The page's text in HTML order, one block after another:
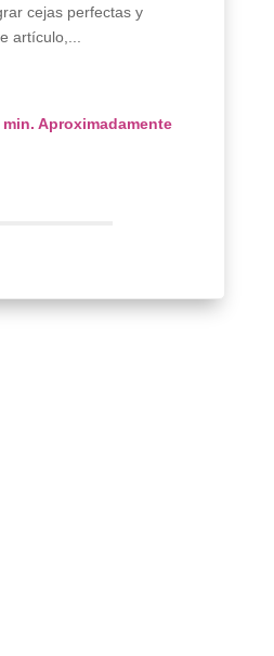
cejas perfectas y
artículo,...
min. Aproximadamente